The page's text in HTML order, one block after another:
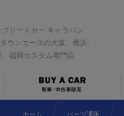
リートカー キャラバン
ウンエースの大阪、横浜、
福岡カスタム専門店
ホーム パーツ通販